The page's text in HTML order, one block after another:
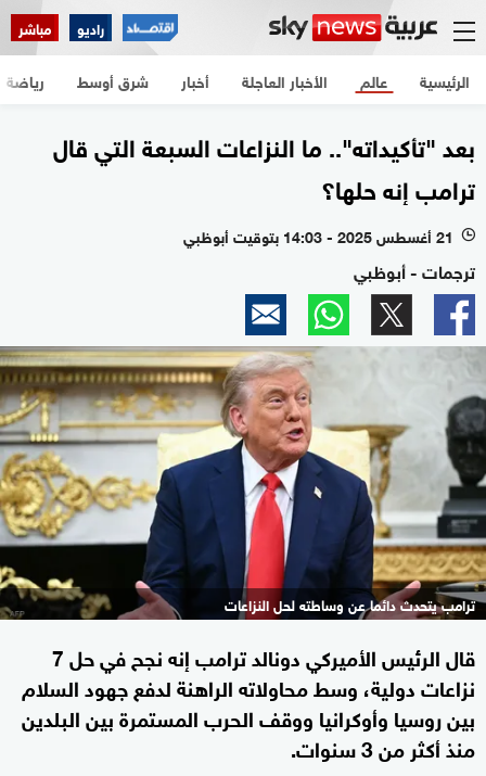
راديو مباشر
الرئيسية الأخبار العاجلة أخبار شرق أوسط عالم رياضة
بعد "تأكيداته".. ما النزاعات السبعة التي قال
ترامب إنه حلها؟
l 21 أغسطس 2025 - 14:03 بتوقيت أبوظبي
ترجمات - أبوظبي
ترامب يتحدث دائما عن وساطته لحل النزاعات
قال الرئيس الأميركي دونالد ترامب إنه نجح في حل 7
نزاعات دولية، وسط محاولاته الراهنة لدفع جهود السلام
بين روسيا وأوكرانيا ووقف الحرب المستمرة بين البلدين
منذ أكثر من 3 سنوات.